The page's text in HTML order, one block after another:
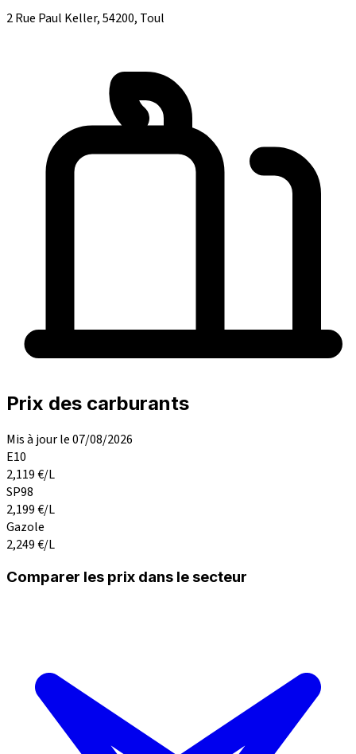
2 Rue Paul Keller, 54200, Toul
Prix des carburants
Mis à jour le 07/08/2026
E10
2,119€/L
SP98
2,199€/L
Gazole
2,249€/L
Comparer les prix dans le secteur